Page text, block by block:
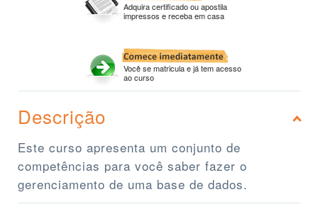
Adquira certificado ou apostila
impressos e receba em casa
Você se matricula e já tem acesso
ao curso
Descrição
Este curso apresenta um conjunto de
competências para você saber fazer o
gerenciamento de uma base de dados.